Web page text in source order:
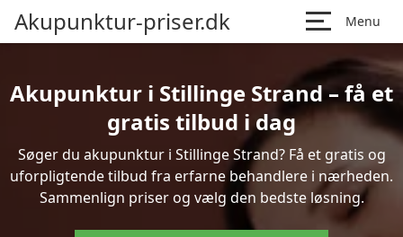
Akupunktur-priser.dk Menu
Akupunktur i Stillinge Strand – få et
gratis tilbud i dag
Søger du akupunktur i Stillinge Strand? Få et gratis og
uforpligtende tilbud fra erfarne behandlere i nærheden.
Sammenlign priser og vælg den bedste løsning.